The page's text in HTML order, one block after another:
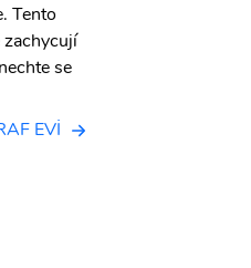
Tento
se
EVİ